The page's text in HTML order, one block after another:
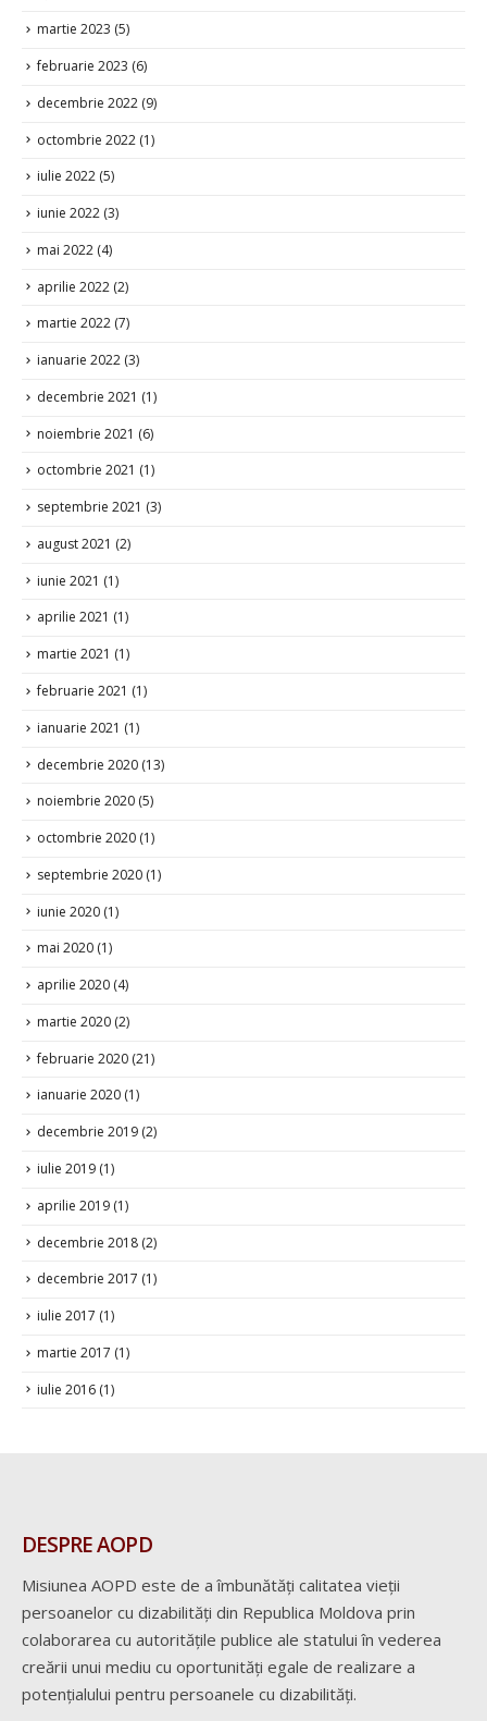
martie 2023 (5)
februarie 2023 (6)
decembrie 2022 (9)
octombrie 2022 (1)
iulie 2022 (5)
iunie 2022 (3)
mai 2022 (4)
aprilie 2022 (2)
martie 2022 (7)
ianuarie 2022 (3)
decembrie 2021 (1)
noiembrie 2021 (6)
octombrie 2021 (1)
septembrie 2021 (3)
august 2021 (2)
iunie 2021 (1)
aprilie 2021 (1)
martie 2021 (1)
februarie 2021 (1)
ianuarie 2021 (1)
decembrie 2020 (13)
noiembrie 2020 (5)
octombrie 2020 (1)
septembrie 2020 (1)
iunie 2020 (1)
mai 2020 (1)
aprilie 2020 (4)
martie 2020 (2)
februarie 2020 (21)
ianuarie 2020 (1)
decembrie 2019 (2)
iulie 2019 (1)
aprilie 2019 (1)
decembrie 2018 (2)
decembrie 2017 (1)
iulie 2017 (1)
martie 2017 (1)
iulie 2016 (1)
DESPRE AOPD
Misiunea AOPD este de a îmbunătăți calitatea vieții
persoanelor cu dizabilități din Republica Moldova prin
colaborarea cu autoritățile publice ale statului în vederea
creării unui mediu cu oportunități egale de realizare a
potențialului pentru persoanele cu dizabilități.